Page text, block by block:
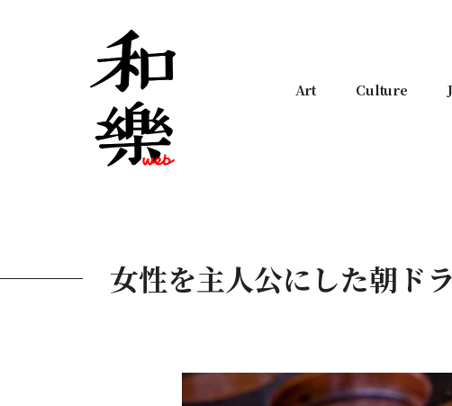
Art Culture
女性を主人公にした朝ド